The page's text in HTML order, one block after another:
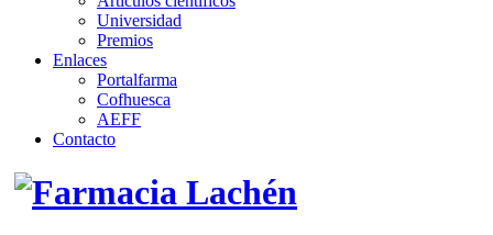
Universidad
Premios
Enlaces
Portalfarma
Cofhuesca
AEFF
Contacto